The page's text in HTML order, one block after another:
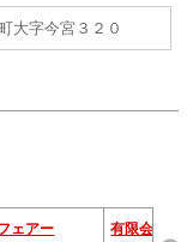
大字今宮３２０
ェアー 有限会社ビ